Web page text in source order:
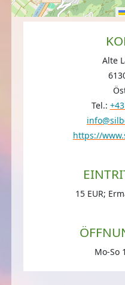
Alte
Tel.:
https://
15 EUR;
Mo-So